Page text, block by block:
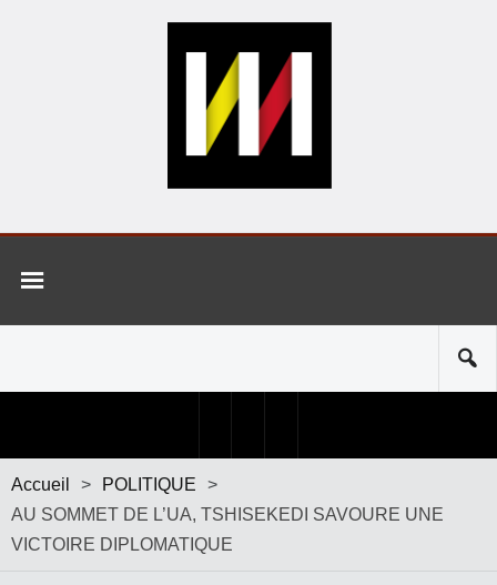
Accueil > POLITIQUE
>
AU SOMMET DE L’UA, TSHISEKEDI SAVOURE UNE
VICTOIRE DIPLOMATIQUE